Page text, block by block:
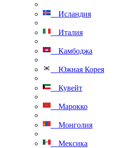
Исландия
Италия
Камбоджа
Южная Корея
Кувейт
Марокко
Монголия
Мексика